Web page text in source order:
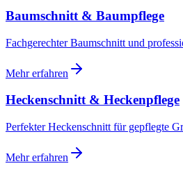
Baumschnitt & Baumpflege
Fachgerechter Baumschnitt und
Mehr erfahren
Heckenschnitt & Heckenpflege
Perfekter Heckenschnitt für gepflegte
Mehr erfahren